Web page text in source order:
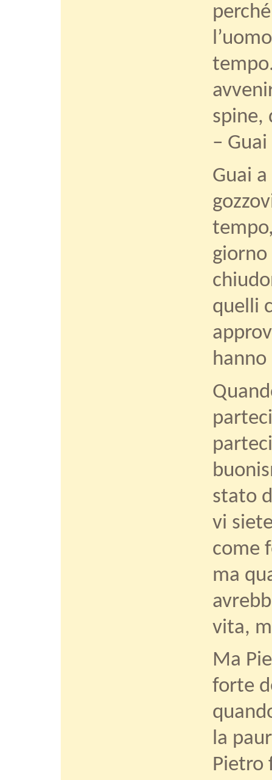
spine,
–
Guai
quelli
stato
vi
come
ma
vita,
Ma
forte
la
Pietro